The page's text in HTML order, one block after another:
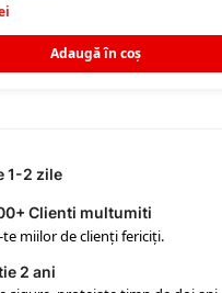
Adaugă în coș
1-2 zile
Clienti multumiti
miilor de clienți fericiți.
2 ani